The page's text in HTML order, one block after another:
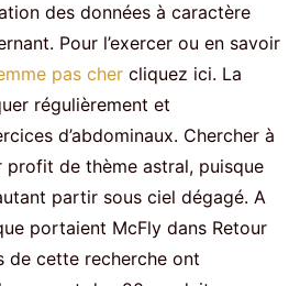
des données à caractère
Pour l’exercer ou en savoir
pas cher cliquez ici. La
régulièrement et
d’abdominaux. Chercher à
de thème astral, puisque
partir sous ciel dégagé. A
portaient McFly dans Retour
de cette recherche ont